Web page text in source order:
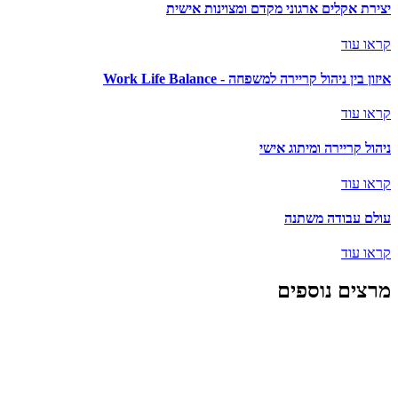
יצירת אקלים ארגוני מקדם ומצוינות אישית
קראו עוד
איזון בין ניהול קריירה למשפחה - Work Life Balance
קראו עוד
ניהול קריירה ומיתוג אישי
קראו עוד
עולם עבודה משתנה
קראו עוד
מרצים נוספים